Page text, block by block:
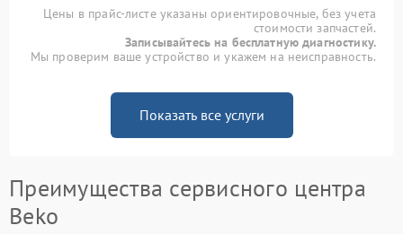
Цены в прайс-листе указаны ориентировочные, без учета
стоимости запчастей.
Записывайтесь на бесплатную диагностику.
Мы проверим ваше устройство и укажем на неисправность.
Показать все услуги
Преимущества сервисного центра
Beko